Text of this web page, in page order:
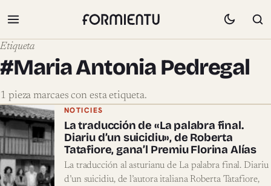
Etiqueta
#Maria Antonia Pedregal
1 pieza marcaes con esta etiqueta.
Pieces marcaes con #Maria Antonia
NOTICIES
La traducción de «La palabra final.
Diariu d’un suicidiu», de Roberta
Tatafiore, gana’l Premiu Florina Alías
La traducción al asturianu de La palabra final. Diariu
d’un suicidiu, de l’autora italiana Roberta Tatafiore,